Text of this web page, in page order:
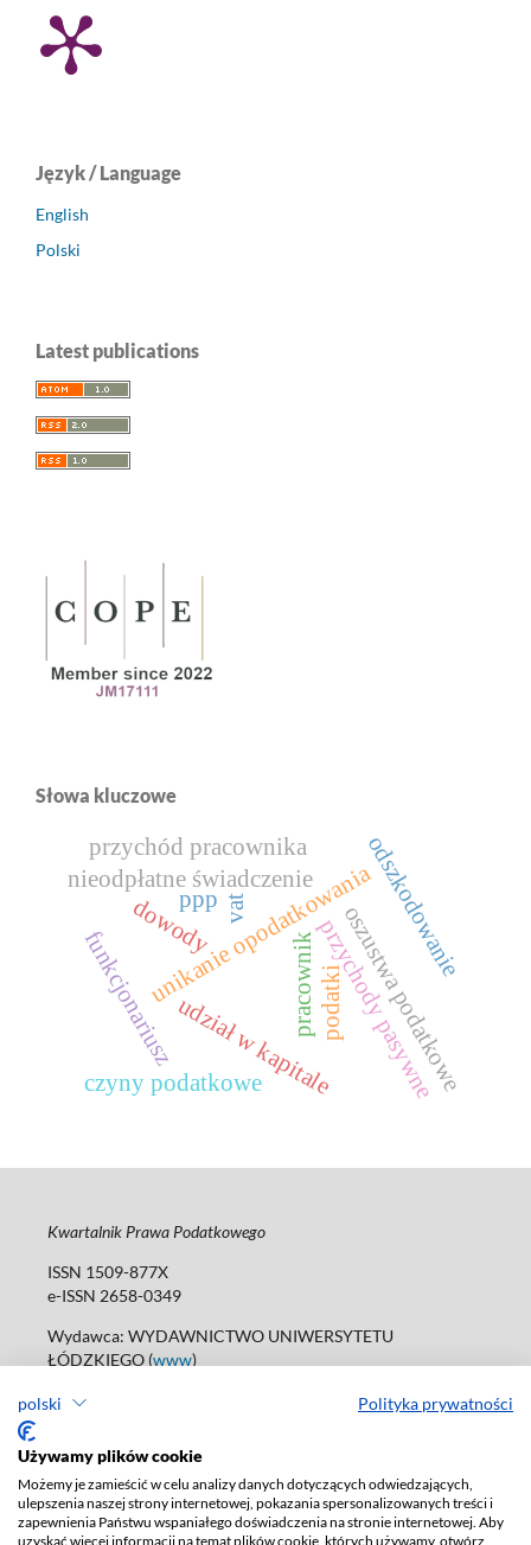
polski Polityka prywatności
Używamy plików cookie
Możemy je zamieścić w celu analizy danych dotyczących odwiedzających,
ulepszenia naszej strony internetowej, pokazania spersonalizowanych treści i
zapewnienia Państwu wspaniałego doświadczenia na stronie internetowej. Aby
uzyskać więcej informacji na temat plików cookie, których używamy, otwórz
Język / Language
English
Polski
Latest publications
Słowa kluczowe
unikanie opodatkowania
udział w kapitaleprzychody pasywne
nieodpłatne świadczenie
przychód pracownika
vat odszkodowanie
czyny podatkowe
podatki
pracownik
funkcjonariusz
ppp
dowody oszustwa podatkowe
Kwartalnik Prawa Podatkowego
ISSN 1509-877X
e-ISSN 2658-0349
Wydawca: WYDAWNICTWO UNIWERSYTETU
ŁÓDZKIEGO (www)
tel. 42 235 01 65; 42 635 55 80
Deklaracja dostępności